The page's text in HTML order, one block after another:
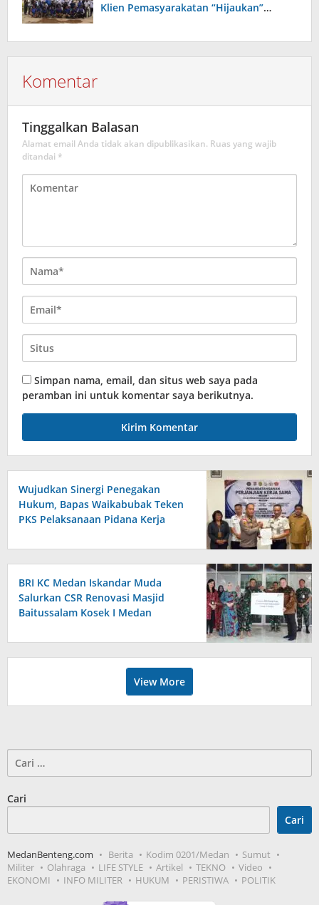
Klien Pemasyarakatan “Hijaukan”
Komentar
Tinggalkan Balasan
Alamat email Anda tidak akan dipublikasikan. Ruas yang wajib
ditandai *
Simpan nama, email, dan situs web saya pada
peramban ini untuk komentar saya berikutnya.
Wujudkan Sinergi Penegakan
Hukum, Bapas Waikabubak Teken
PKS Pelaksanaan Pidana Kerja
Sumba Timur
BRI KC Medan Iskandar Muda
Salurkan CSR Renovasi Masjid
Baitussalam Kosek I Medan
View More
untuk:
Cari
Cari
MedanBenteng.com Berita Kodim 0201/Medan
Sumut
Militer
Olahraga LIFE STYLE Artikel TEKNO
Video
EKONOMI
INFO MILITER HUKUM PERISTIWA POLITIK